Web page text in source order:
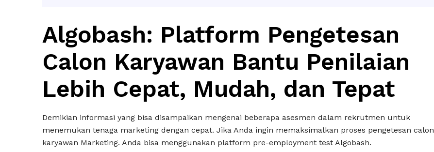
Algobash: Platform Pengetesan
Calon Karyawan Bantu Penilaian
Lebih Cepat, Mudah, dan Tepat
Demikian informasi yang bisa disampaikan mengenai beberapa asesmen dalam rekrutmen untuk
menemukan tenaga marketing dengan cepat. Jika Anda ingin memaksimalkan proses pengetesan calon
karyawan Marketing. Anda bisa menggunakan platform pre-employment test Algobash.